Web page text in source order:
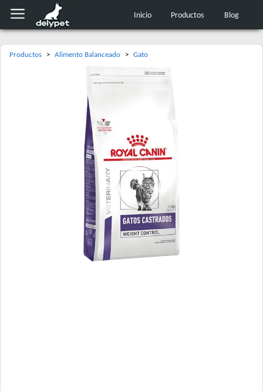
Inicio Productos Blog
Productos > Alimento Balanceado > Gato